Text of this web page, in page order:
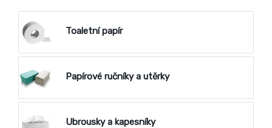
Toaletní papír
Papírové ručníky a utěrky
Ubrousky a kapesníky